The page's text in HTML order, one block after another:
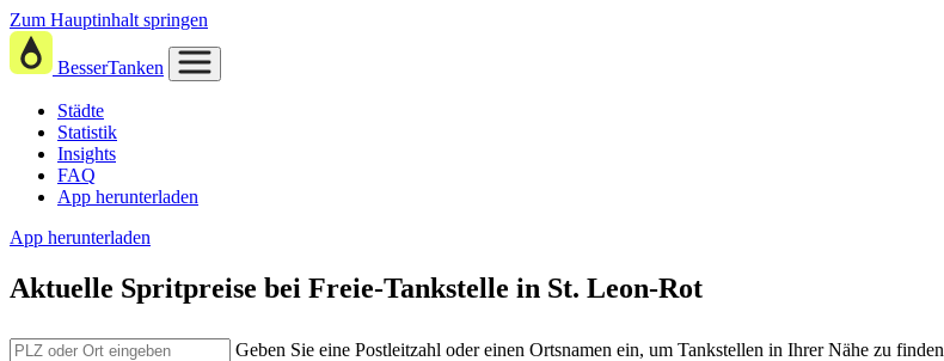
Zum Hauptinhalt springen
BesserTanken
Städte
Statistik
Insights
FAQ
App herunterladen
App herunterladen
Aktuelle Spritpreise bei Freie-Tankstelle in St. Leon-Rot
Geben Sie eine Postleitzahl oder einen Ortsnamen ein, um Tankstellen in Ihrer Nähe zu finden